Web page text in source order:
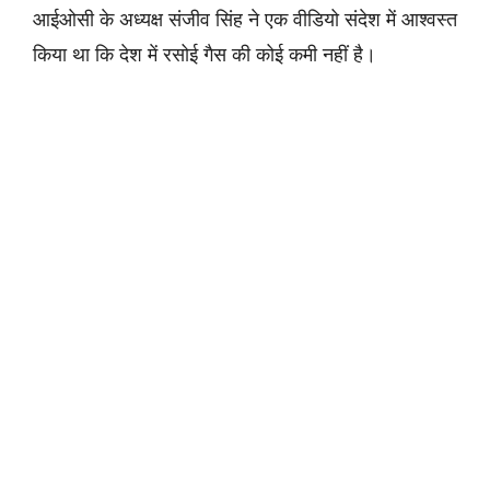
आईओसी के अध्यक्ष संजीव सिंह ने एक वीडियो संदेश में आश्वस्त
किया था कि देश में रसोई गैस की कोई कमी नहीं है।